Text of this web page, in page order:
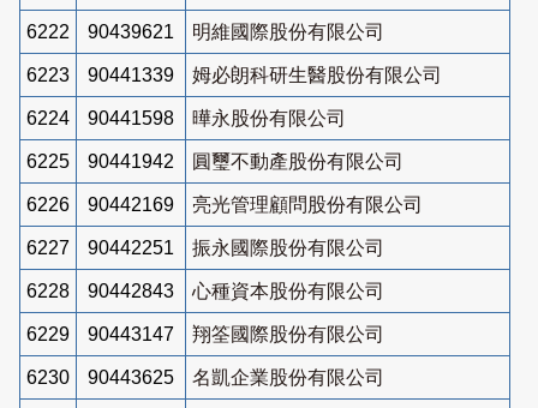
6222 90439621 明維國際股份有限公司
6223 90441339 姆必朗科研生醫股份有限公司
6224 90441598 曄永股份有限公司
6225 90441942 圓璽不動產股份有限公司
6226 90442169 亮光管理顧問股份有限公司
6227 90442251 振永國際股份有限公司
6228 90442843 心種資本股份有限公司
6229 90443147 翔筌國際股份有限公司
6230 90443625 名凱企業股份有限公司